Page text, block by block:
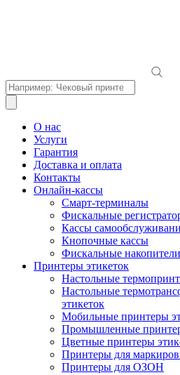
Поиск
товаров
О нас
Услуги
Гарантия
Доставка и оплата
Контакты
Онлайн-кассы
Смарт-терминалы
Фискальные
Кассы
Кнопочные кассы
Фискальные накопители
Принтеры этикеток
Настольные
Настольные
этикеток
Мобильные принтеры
Промышленные
Цветные принтеры
Принтеры для
Принтеры для ОЗОН